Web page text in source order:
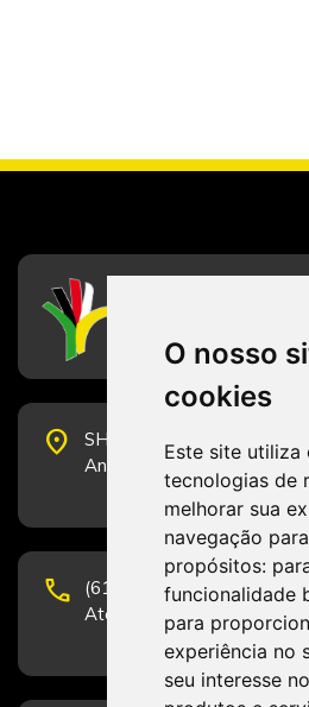
O nosso
cookies
Este site utiliza
tecnologias de
melhorar sua
navegação
propósitos:
funcionalidade
para
experiência no
seu interesse
place
SHS Quadra 6, Bloco E,
Andar, Sala 2001 - CEP
phone
(61) 3223-1652 e (61)
Atendimento por telefone